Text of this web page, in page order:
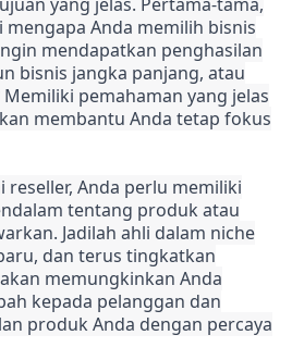
Anda memilih bisnis
mendapatkan penghasilan
bisnis jangka panjang, atau
pemahaman yang jelas
membantu Anda tetap fokus
reseller, Anda perlu memiliki
tentang produk atau
Jadilah ahli dalam niche
dan terus tingkatkan
memungkinkan Anda
kepada pelanggan dan
produk Anda dengan percaya